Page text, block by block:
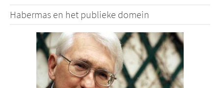
Habermas en het publieke domein